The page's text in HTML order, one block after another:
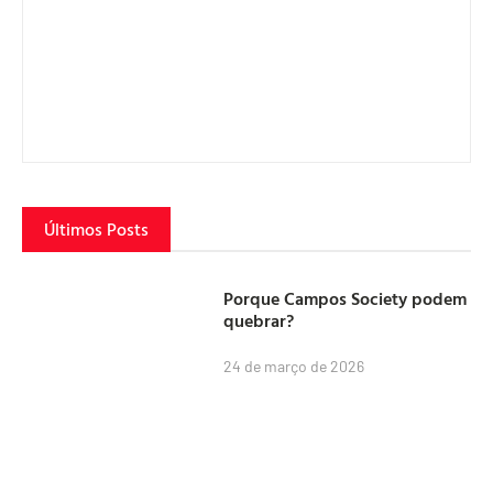
Últimos Posts
Porque Campos Society podem
quebrar?
24 de março de 2026